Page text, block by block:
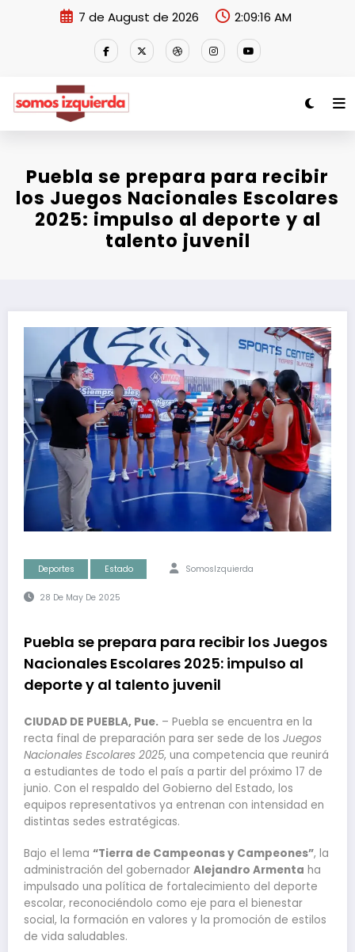
7 de August de 2026 2:09:16 AM
Puebla se prepara para recibir
los Juegos Nacionales Escolares
2025: impulso al deporte y al
talento juvenil
Deportes Estado SomosIzquierda
28 De May De 2025
Puebla se prepara para recibir los Juegos
Nacionales Escolares 2025: impulso al
deporte y al talento juvenil
CIUDAD DE PUEBLA, Pue. – Puebla se encuentra en la
recta final de preparación para ser sede de los Juegos
Nacionales Escolares 2025, una competencia que reunirá
a estudiantes de todo el país a partir del próximo 17 de
junio. Con el respaldo del Gobierno del Estado, los
equipos representativos ya entrenan con intensidad en
distintas sedes estratégicas.
Bajo el lema “Tierra de Campeonas y Campeones”, la
administración del gobernador Alejandro Armenta ha
impulsado una política de fortalecimiento del deporte
escolar, reconociéndolo como eje para el bienestar
social, la formación en valores y la promoción de estilos
de vida saludables.